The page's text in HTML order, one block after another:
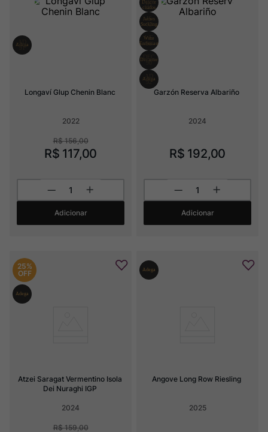
Longaví Glup Chenin Blanc
2022
R$ 156,00
R$ 117,00
Adicionar
Garzón Reserva Albariño
2024
R$ 192,00
Adicionar
25%
OFF
Atzei Saragat Vermentino Isola
Dei Nuraghi IGP
2024
R$ 159,00
Angove Long Row Riesling
2025